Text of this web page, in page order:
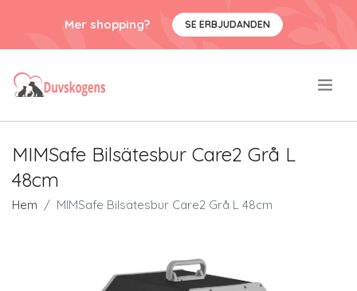
Mer shopping? SE ERBJUDANDEN
MIMSafe Bilsätesbur Care2 Grå L
48cm
Hem MIMSafe Bilsätesbur Care2 Grå L 48cm